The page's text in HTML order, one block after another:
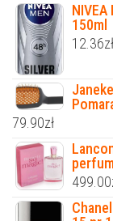
150ml
12.36zł
79.90zł
499.00